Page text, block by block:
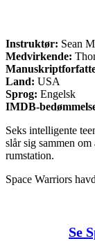
Instruktør: Sean
Medvirkende:
Land: USA
Sprog: Engelsk
IMDB-
Seks intelligente
slår sig sammen
rumstation.
Space Warriors
Se